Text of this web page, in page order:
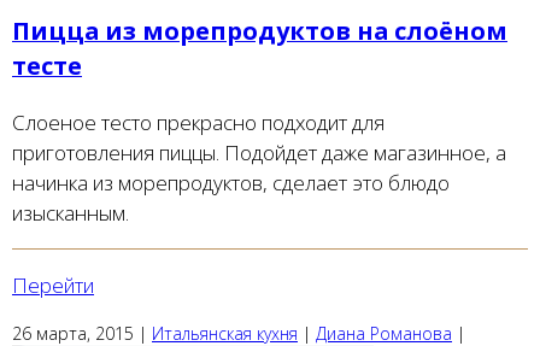
Пицца из морепродуктов на слоёном
тесте
Слоеное тесто прекрасно подходит для
приготовления пиццы. Подойдет даже магазинное, а
начинка из морепродуктов, сделает это блюдо
изысканным.
Перейти
26 марта, 2015 | Итальянская кухня | Диана Романова |